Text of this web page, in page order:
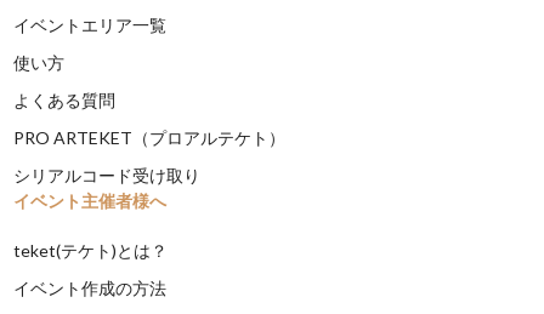
イベントエリア一覧
使い方
よくある質問
PRO ARTEKET（プロアルテケト）
シリアルコード受け取り
イベント主催者様へ
teket(テケト)とは？
イベント作成の方法